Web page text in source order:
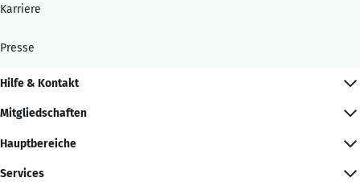
Karriere
Presse
Hilfe & Kontakt
Mitgliedschaften
Hauptbereiche
Services